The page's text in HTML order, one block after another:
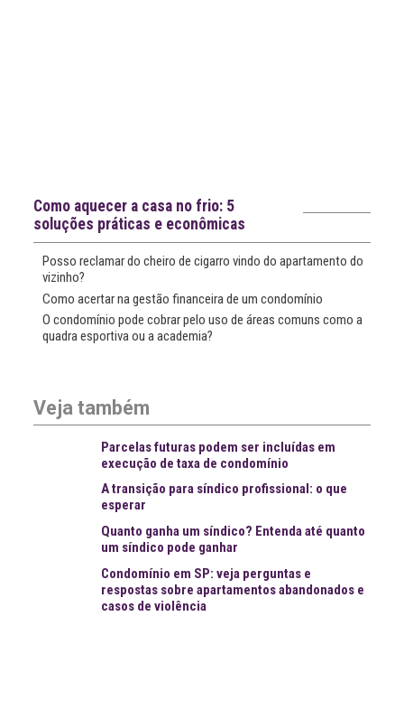
Notícias recentes
Como aquecer a casa no frio: 5
soluções práticas e econômicas
Posso reclamar do cheiro de cigarro vindo do apartamento do
vizinho?
Como acertar na gestão financeira de um condomínio
O condomínio pode cobrar pelo uso de áreas comuns como a
quadra esportiva ou a academia?
Veja também
Parcelas futuras podem ser incluídas em
execução de taxa de condomínio
A transição para síndico profissional: o que
esperar
Quanto ganha um síndico? Entenda até quanto
um síndico pode ganhar
Condomínio em SP: veja perguntas e
respostas sobre apartamentos abandonados e
casos de violência